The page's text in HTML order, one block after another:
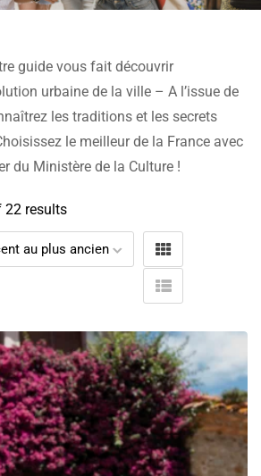
guide vous fait découvrir
urbaine de la ville – A l’issue de
les traditions et les secrets
le meilleur de la France avec
du Ministère de la Culture !
22 results